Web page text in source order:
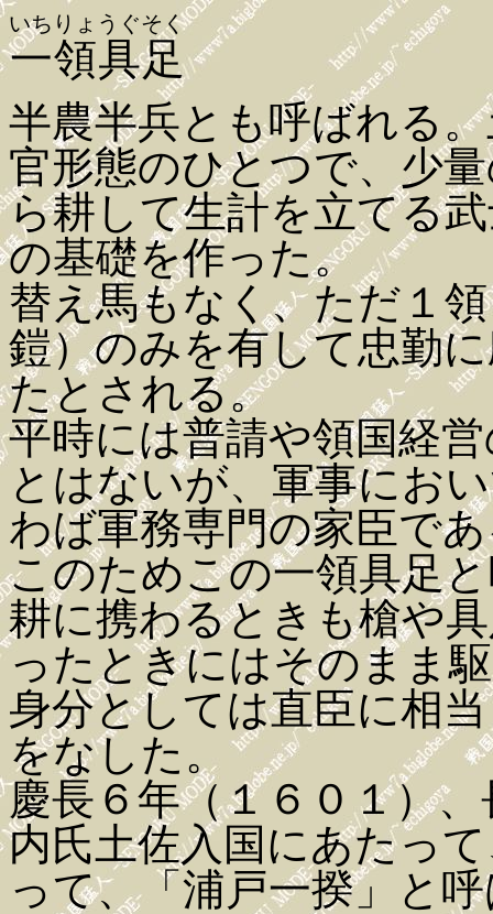
一領具足
いちりょうぐそく
半農半兵とも呼ばれる
官形態のひとつで、少
ら耕して生計を立てる
の基礎を作った。
替え馬もなく、ただ１
鎧）のみを有して忠勤
たとされる。
平時には普請や領国経
とはないが、軍事にお
わば軍務専門の家臣で
このためこの一領具足
耕に携わるときも槍や
ったときにはそのまま
身分としては直臣に相
をなした。
慶長６年（１６０１）
内氏土佐入国にあたっ
って、「浦戸一揆」と